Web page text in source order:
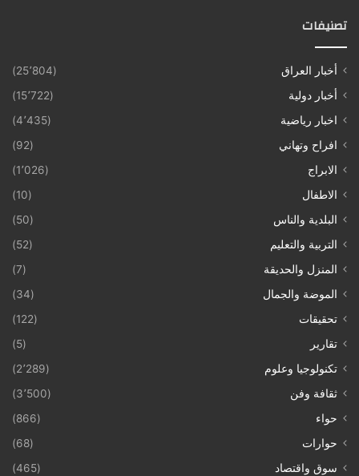
تصنيفات
أخبار العراق
(25٬804)
أخبار دولية
(15٬722)
اخبار رياضية
(4٬435)
افراح وتهاني
(92)
الابراج
(1٬026)
الاطفال
(10)
البلدية والناس
(50)
التربية والتعليم
(52)
المنزل والحديقة
(7)
الموضة والجمال
(34)
تحقيقات
(122)
تقارير
(5)
تكنولوجيا وعلوم
(2٬289)
ثقافة وفن
(3٬500)
حواء
(866)
حوارات
(68)
سوق واقتصاد
(465)